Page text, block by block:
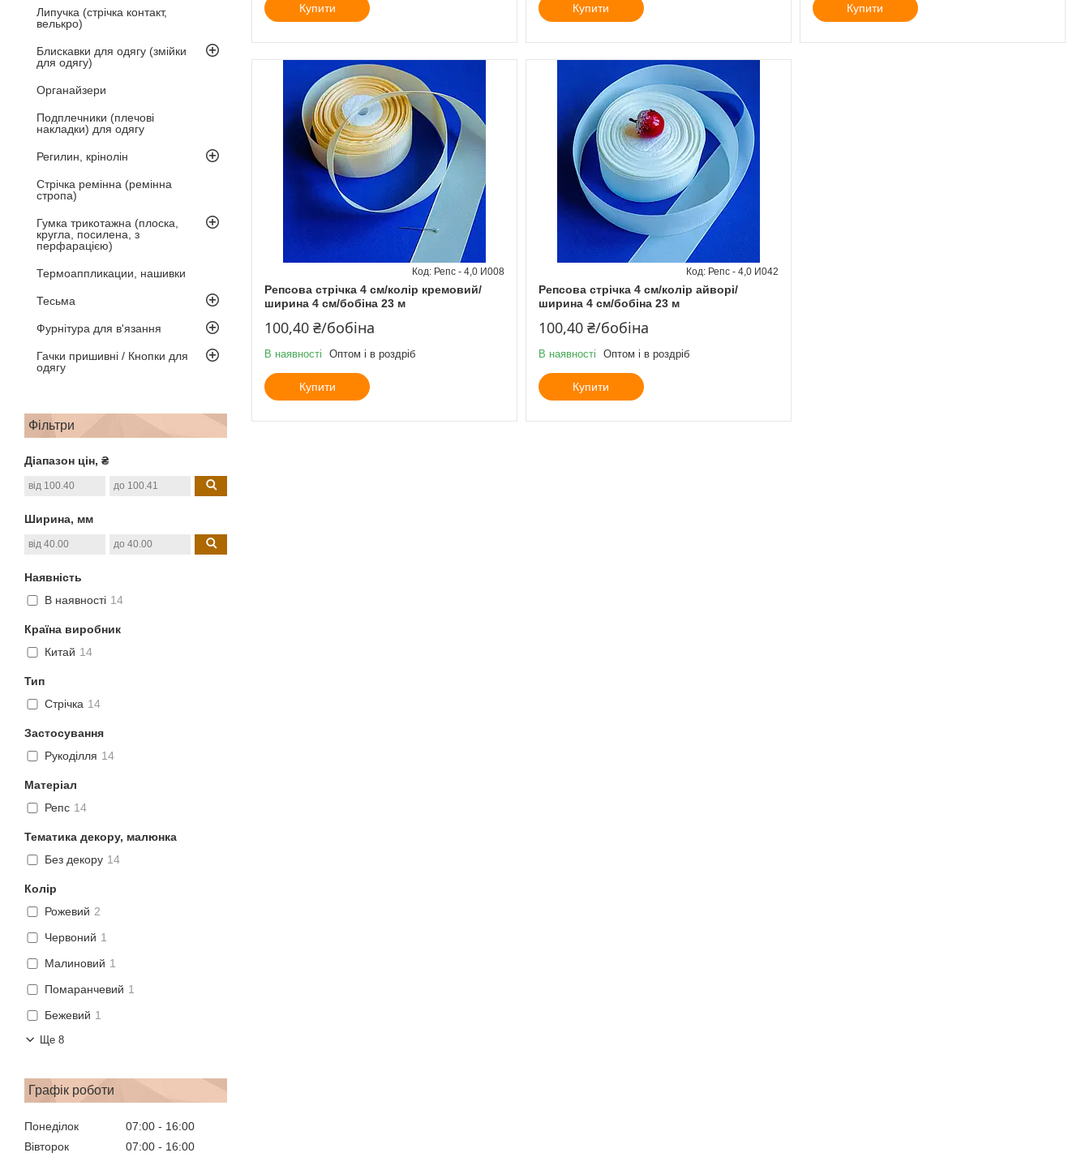
Липучка (стрічка контакт,
велькро)
Блискавки для одягу (змійки
для одягу)
Органайзери
Подплечники (плечові
накладки) для одягу
Регилин, крінолін
Стрічка ремінна (ремінна
стропа)
Гумка трикотажна (плоска,
кругла, посилена, з
перфарацією)
Термоаппликации, нашивки
Тесьма
Фурнітура для в'язання
Гачки пришивні / Кнопки для
одягу
Фільтри
Діапазон цін, ₴
Ширина, мм
Наявність
В наявності 14
Країна виробник
Китай 14
Тип
Стрічка 14
Застосування
Рукоділля 14
Матеріал
Репс 14
Тематика декору, малюнка
Без декору 14
Колір
Рожевий 2
Червоний 1
Малиновий 1
Помаранчевий 1
Бежевий 1
Ще 8
Графік роботи
Понеділок 07:00
16:00
Вівторок
07:00 16:00
Купити Купити Купити
Репсова стрічка 4 см/колір кремовий/
ширина 4 см/бобіна 23 м
Репс - 4,0 И008
100,40 ₴/бобіна
В наявності Оптом і в роздріб
Купити
Репсова стрічка 4 см/колір айворі/
ширина 4 см/бобіна 23 м
Репс - 4,0 И042
100,40 ₴/бобіна
В наявності Оптом і в роздріб
Купити